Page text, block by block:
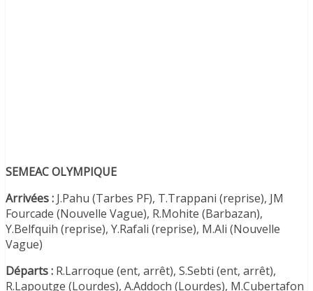
SEMEAC OLYMPIQUE
Arrivées : J.Pahu (Tarbes PF), T.Trappani (reprise), JM
Fourcade (Nouvelle Vague), R.Mohite (Barbazan),
Y.Belfquih (reprise), Y.Rafali (reprise), M.Ali (Nouvelle
Vague)
Départs : R.Larroque (ent, arrêt), S.Sebti (ent, arrêt),
R.Lapoutge (Lourdes), A.Addoch (Lourdes), M.Cubertafon